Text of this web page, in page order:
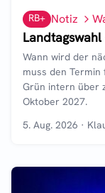
RB+ Notiz
Wann wird der
muss den
Grün intern über
Oktober 2027.
5. Aug. 2026 ·